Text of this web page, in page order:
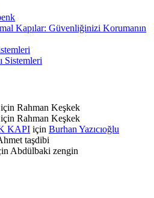
Kapılar: Güvenliğinizi Korumanın
Sistemleri
için Rahman Keşkek
için Rahman Keşkek
KAPI için Burhan Yazıcıoğlu
taşdibi
Abdülbaki zengin